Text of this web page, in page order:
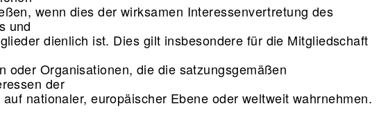
wenn dies der wirksamen Interessenvertretung des
und
dienlich ist. Dies gilt insbesondere für die Mitgliedschaft
oder Organisationen, die die satzungsgemäßen
der
nationaler, europäischer Ebene oder weltweit wahrnehmen.